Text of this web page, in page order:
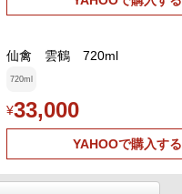
仙禽 雲鶴 720ml
720ml
¥33,000
YAHOOで購入する